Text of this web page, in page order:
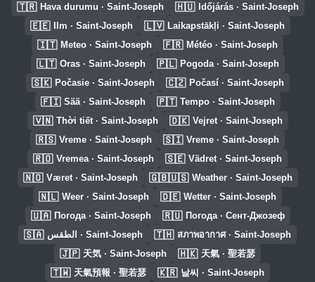
🇹🇷 Hava durumu · Saint-Joseph 🇭🇺 Időjárás · Saint-Joseph
🇪🇪 Ilm · Saint-Joseph 🇱🇻 Laikapstākļi · Saint-Joseph
🇮🇹 Meteo · Saint-Joseph 🇫🇷 Météo · Saint-Joseph
🇱🇹 Oras · Saint-Joseph 🇵🇱 Pogoda · Saint-Joseph
🇸🇰 Počasie · Saint-Joseph 🇨🇿 Počasí · Saint-Joseph
🇫🇮 Sää · Saint-Joseph 🇵🇹 Tempo · Saint-Joseph
🇻🇳 Thời tiết · Saint-Joseph 🇩🇰 Vejret · Saint-Joseph
🇷🇸 Vreme · Saint-Joseph 🇸🇮 Vreme · Saint-Joseph
🇷🇴 Vremea · Saint-Joseph 🇸🇪 Vädret · Saint-Joseph
🇳🇴 Været · Saint-Joseph 🇬🇧🇺🇸 Weather · Saint-Joseph
🇳🇱 Weer · Saint-Joseph 🇩🇪 Wetter · Saint-Joseph
🇺🇦 Погода · Saint-Joseph 🇷🇺 Погода · Сент-Джозеф
🇸🇦 الطقس · Saint-Joseph 🇹🇭 สภาพอากาศ · Saint-Joseph
🇯🇵 天気 · Saint-Joseph 🇭🇰 天氣 · 聖若瑟
🇹🇼 天氣預報 · 聖若瑟 🇰🇷 날씨 · Saint-Joseph